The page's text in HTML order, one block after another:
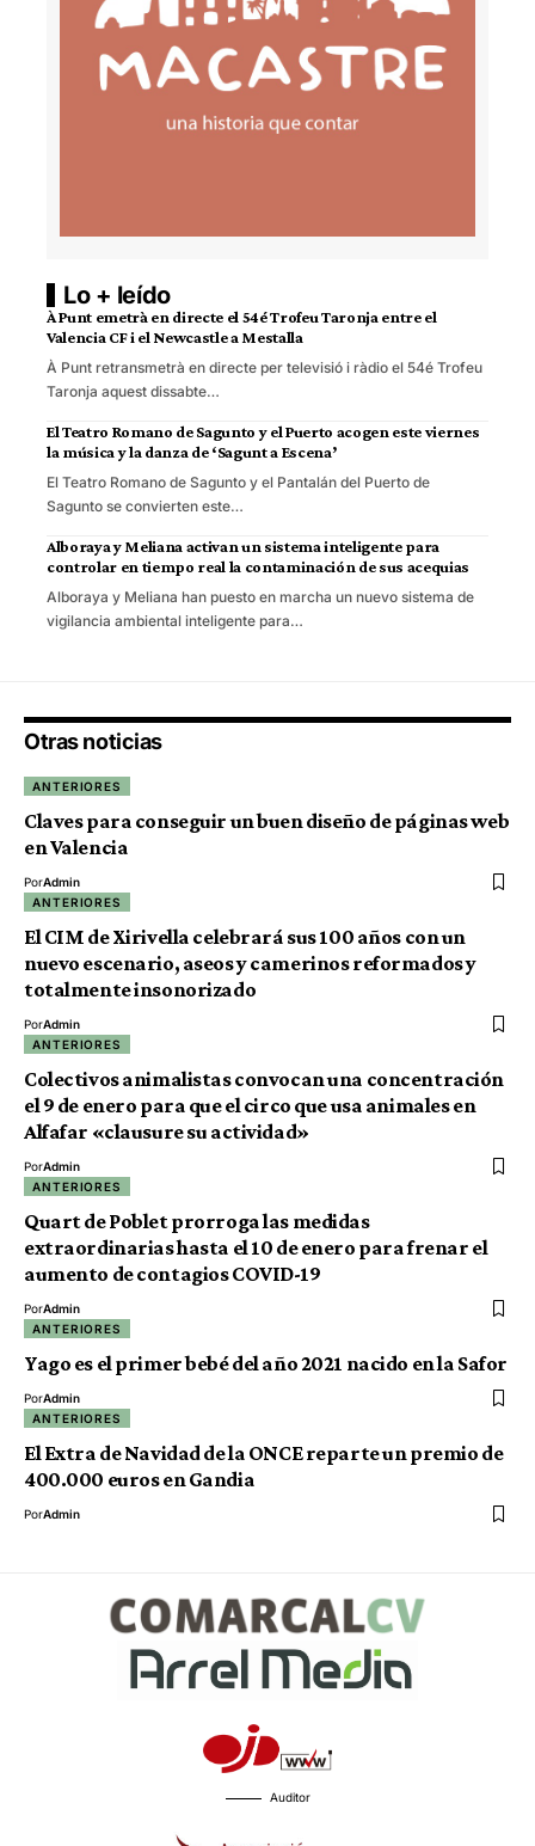
Lo + leído
À Punt emetrà en directe el 54é Trofeu Taronja entre el
Valencia CF i el Newcastle a Mestalla
À Punt retransmetrà en directe per televisió i ràdio el 54é Trofeu
Taronja aquest dissabte…
El Teatro Romano de Sagunto y el Puerto acogen este viernes
la música y la danza de ‘Sagunt a Escena’
El Teatro Romano de Sagunto y el Pantalán del Puerto de
Sagunto se convierten este…
Alboraya y Meliana activan un sistema inteligente para
controlar en tiempo real la contaminación de sus acequias
Alboraya y Meliana han puesto en marcha un nuevo sistema de
vigilancia ambiental inteligente para…
Otras noticias
ANTERIORES
Claves para conseguir un buen diseño de páginas web
en Valencia
PorAdmin
ANTERIORES
El CIM de Xirivella celebrará sus 100 años con un
nuevo escenario, aseos y camerinos reformados y
totalmente insonorizado
PorAdmin
ANTERIORES
Colectivos animalistas convocan una concentración
el 9 de enero para que el circo que usa animales en
Alfafar «clausure su actividad»
PorAdmin
ANTERIORES
Quart de Poblet prorroga las medidas
extraordinarias hasta el 10 de enero para frenar el
aumento de contagios COVID-19
PorAdmin
ANTERIORES
Yago es el primer bebé del año 2021 nacido en la Safor
PorAdmin
ANTERIORES
El Extra de Navidad de la ONCE reparte un premio de
400.000 euros en Gandia
PorAdmin
Auditor